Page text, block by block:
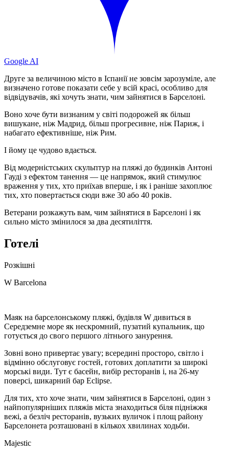
Google AI
Друге за величиною місто в Іспанії не зовсім зарозуміле, але
визначено готове показати себе у всій красі, особливо для
відвідувачів, які хочуть знати, чим зайнятися в Барселоні.
Воно хоче бути визнаним у світі подорожей як більш
вишукане, ніж Мадрид, більш прогресивне, ніж Париж, і
набагато ефективніше, ніж Рим.
І йому це чудово вдається.
Від модерністських скульптур на пляжі до будинків Антоні
Гауді з ефектом танення — це напрямок, який стимулює
враження у тих, хто приїхав вперше, і як і раніше захоплює
тих, хто повертається сюди вже 30 або 40 років.
Ветерани розкажуть вам, чим зайнятися в Барселоні і як
сильно місто змінилося за два десятиліття.
Готелі
Розкішні
W Barcelona
Маяк на барселонському пляжі, будівля W дивиться в
Середземне море як нескромний, пузатий купальник, що
готується до свого першого літнього занурення.
Зовні воно привертає увагу; всередині просторо, світло і
відмінно обслуговує гостей, готових доплатити за широкі
морські види. Тут є басейн, вибір ресторанів і, на 26-му
поверсі, шикарний бар Eclipse.
Для тих, хто хоче знати, чим зайнятися в Барселоні, один з
найпопулярніших пляжів міста знаходиться біля підніжжя
вежі, а безліч ресторанів, вузьких вуличок і площ району
Барселонета розташовані в кількох хвилинах ходьби.
Majestic